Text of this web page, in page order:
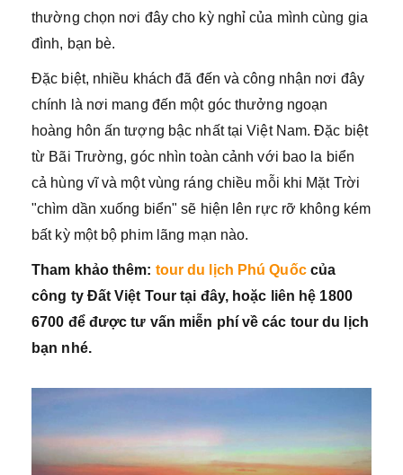
thường chọn nơi đây cho kỳ nghỉ của mình cùng gia
đình, bạn bè.
Đặc biệt, nhiều khách đã đến và công nhận nơi đây
chính là nơi mang đến một góc thưởng ngoạn
hoàng hôn ấn tượng bậc nhất tại Việt Nam. Đặc biệt
từ Bãi Trường, góc nhìn toàn cảnh với bao la biển
cả hùng vĩ và một vùng ráng chiều mỗi khi Mặt Trời
"chìm dần xuống biển" sẽ hiện lên rực rỡ không kém
bất kỳ một bộ phim lãng mạn nào.
Tham khảo thêm: tour du lịch Phú Quốccủa
công ty Đất Việt Tour tại đây, hoặc liên hệ 1800
6700 để được tư vấn miễn phí về các tour du lịch
bạn nhé.